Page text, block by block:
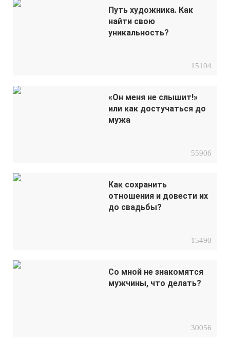
Путь художника. Как
найти свою
уникальность?
15104
«Он меня не слышит!»
или как достучаться до
мужа
55906
Как сохранить
отношения и довести их
до свадьбы?
15490
Со мной не знакомятся
мужчины, что делать?
30056